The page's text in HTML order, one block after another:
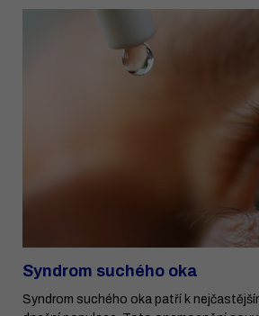
Syndrom suchého oka
Syndrom suchého oka patří k